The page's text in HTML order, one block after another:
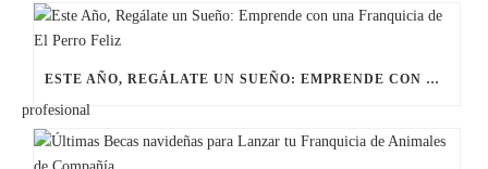
ESTE AÑO, REGÁLATE UN SUEÑO: EMPRENDE CON UNA FRANQUICIA DE EL PERRO FELIZ